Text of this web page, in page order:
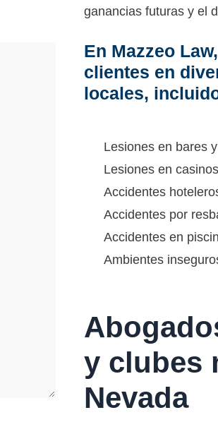
ganancias futuras y el
En Mazzeo
clientes en
locales,
Lesiones en bares
Lesiones en casinos
Accidentes
Accidentes por
Accidentes en
Ambientes
y clubes
Nevada